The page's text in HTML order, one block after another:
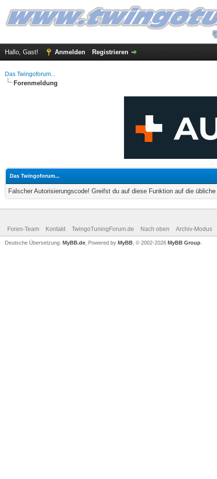
Hallo, Gast! Anmelden Registrieren
Das Twingoforum...
Forenmeldung
Das Twingoforum...
Falscher Autorisierungscode! Greifst du auf diese Funktion auf die
Foren-Team Kontakt TwingoTuningForum.de Nach oben Archiv-Modus
Deutsche Übersetzung: MyBB.de , Powered by MyBB , © 2002-2026 MyBB Group